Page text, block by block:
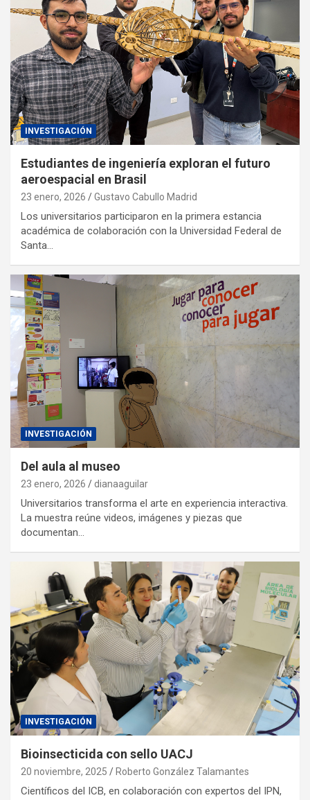
INVESTIGACIÓN
Estudiantes de ingeniería exploran el futuro
aeroespacial en Brasil
23 enero, 2026 Gustavo Cabullo Madrid
Los universitarios participaron en la primera estancia
académica de colaboración con la Universidad Federal de
Santa…
INVESTIGACIÓN
Del aula al museo
23 enero, 2026 dianaaguilar
Universitarios transforma el arte en experiencia interactiva.
La muestra reúne videos, imágenes y piezas que
documentan…
INVESTIGACIÓN
Bioinsecticida con sello UACJ
20 noviembre, 2025 Roberto González Talamantes
Científicos del ICB, en colaboración con expertos del IPN,